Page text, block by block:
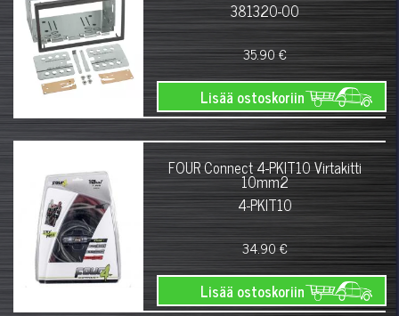
381320-00
35.90 €
Lisää ostoskoriin
FOUR Connect 4-PKIT10 Virtakitti
10mm2
4-PKIT10
34.90 €
Lisää ostoskoriin